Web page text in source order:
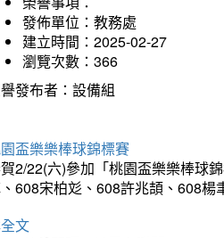
發佈單位：教務處
建立時間：2025-02-27
瀏覽次數：366
發布者：設備組
盃樂樂棒球錦標賽
2/22(六)參加「桃園盃樂樂棒球
608宋柏彣、608許兆頡、608
文